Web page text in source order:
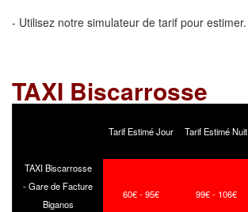
- Utilisez notre simulateur de tarif pour estimer.
TAXI Biscarrosse
Tarif Estimé Jour Tarif Estimé Nuit
TAXI Biscarrosse
- Gare de Facture
Biganos
60€ - 95€ 99€ - 106€